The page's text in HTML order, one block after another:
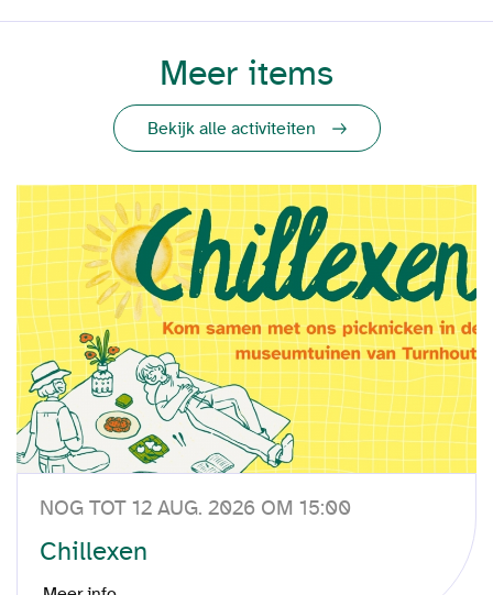
Meer items
Bekijk alle activiteiten
NOG TOT 12 AUG. 2026 OM 15:00
Chillexen